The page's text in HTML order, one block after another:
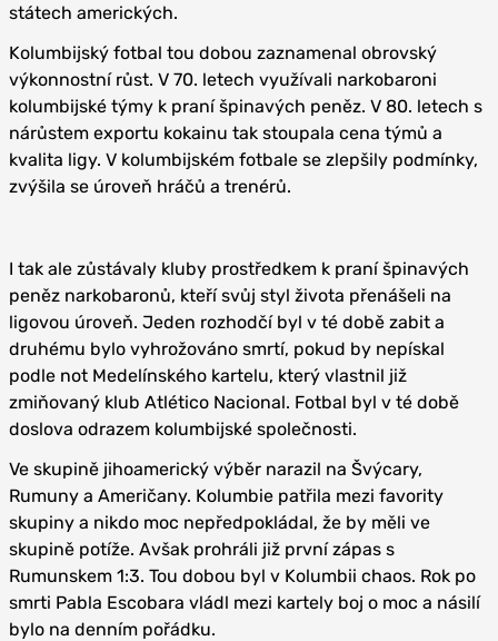
státech amerických.
Kolumbijský fotbal tou dobou zaznamenal obrovský
výkonnostní růst. V 70. letech využívali narkobaroni
kolumbijské týmy k praní špinavých peněz. V 80. letech s
nárůstem exportu kokainu tak stoupala cena týmů a
kvalita ligy. V kolumbijském fotbale se zlepšily podmínky,
zvýšila se úroveň hráčů a trenérů.
I tak ale zůstávaly kluby prostředkem k praní špinavých
peněz narkobaronů, kteří svůj styl života přenášeli na
ligovou úroveň. Jeden rozhodčí byl v té době zabit a
druhému bylo vyhrožováno smrtí, pokud by nepískal
podle not Medelínského kartelu, který vlastnil již
zmiňovaný klub Atlético Nacional. Fotbal byl v té době
doslova odrazem kolumbijské společnosti.
Ve skupině jihoamerický výběr narazil na Švýcary,
Rumuny a Američany. Kolumbie patřila mezi favority
skupiny a nikdo moc nepředpokládal, že by měli ve
skupině potíže. Avšak prohráli již první zápas s
Rumunskem 1:3. Tou dobou byl v Kolumbii chaos. Rok po
smrti Pabla Escobara vládl mezi kartely boj o moc a násilí
bylo na denním pořádku.